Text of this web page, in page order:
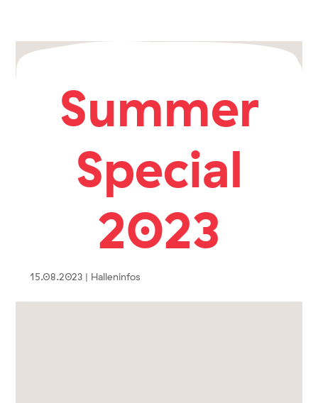
Summer
Special
2023
15.08.2023 | Halleninfos